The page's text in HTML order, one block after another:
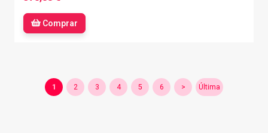
Comprar
1 2 3 4 5 6 > Última